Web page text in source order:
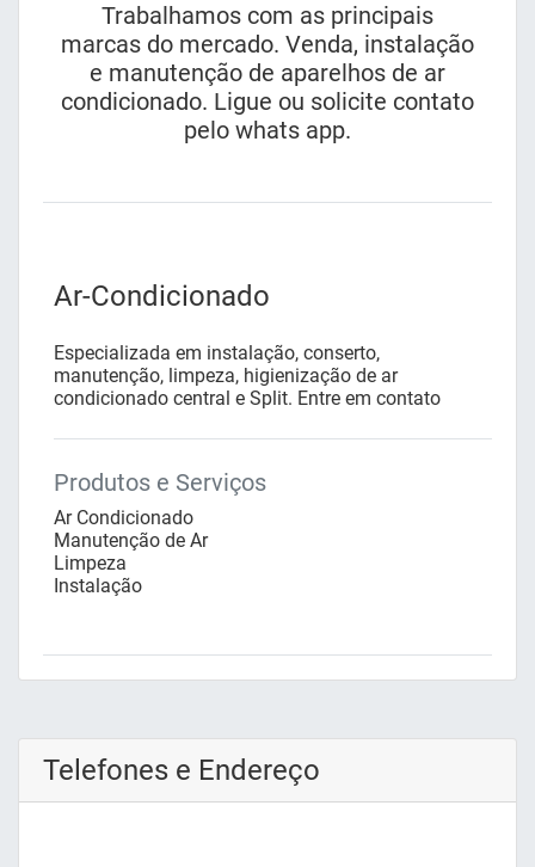
Trabalhamos com as principais
marcas do mercado. Venda, instalação
e manutenção de aparelhos de ar
condicionado. Ligue ou solicite contato
pelo whats app.
Ar-Condicionado
Especializada em instalação, conserto,
manutenção, limpeza, higienização de ar
condicionado central e Split. Entre em contato
Produtos e Serviços
Ar Condicionado
Manutenção de Ar
Limpeza
Instalação
Telefones e Endereço